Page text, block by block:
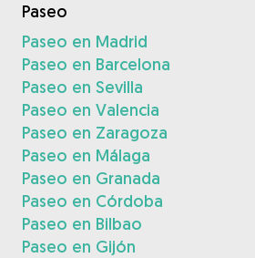
Paseo
Paseo en Madrid
Paseo en Barcelona
Paseo en Sevilla
Paseo en Valencia
Paseo en Zaragoza
Paseo en Málaga
Paseo en Granada
Paseo en Córdoba
Paseo en Bilbao
Paseo en Gijón